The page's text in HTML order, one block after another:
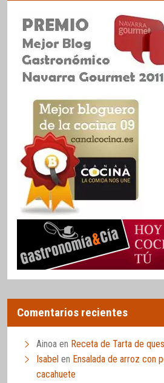
Comentarios recientes
Ainoa en Receta de Tarta de
Isabel en Ensalada de arroz con
cacahuete